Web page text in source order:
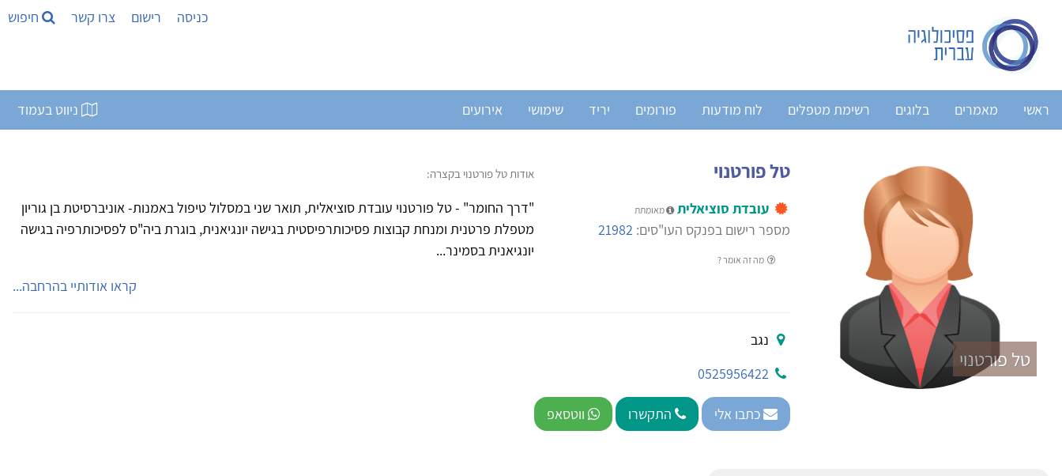
כניסה רישום צרו קשר חיפוש
ראשי מאמרים בלוגים רשימת מטפלים לוח מודעות פורומים יריד שימושי אירועים ניווט בעמוד
טל פורטנוי
טל פורטנוי
עובדת סוציאלית מאומתת
מספר רישום בפנקס העו"סים: 21982
מה זה אומר ?
אודות טל פורטנוי בקצרה:
"דרך החומר" - טל פורטנוי עובדת סוציאלית, תואר שני במסלול טיפול באמנות- אוניברסיטת בן גוריון
מטפלת פרטנית ומנחת קבוצות פסיכותרפיסטית בגישה יונגיאנית, בוגרת ביה"ס לפסיכותרפיה בגישה
יונגיאנית בסמינר...
קראו אודותיי בהרחבה...
נגב
0525956422
כתבו אלי התקשרו ווטסאפ